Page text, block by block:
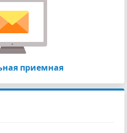
приемная